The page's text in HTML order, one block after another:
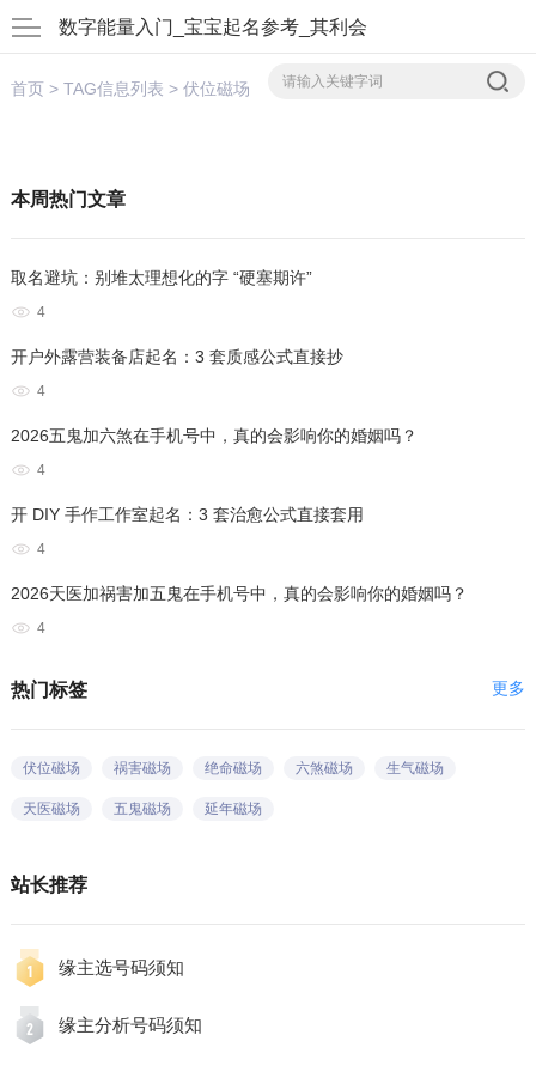
数字能量入门_宝宝起名参考_其利会
首页> TAG信息列表 > 伏位磁场
本周热门文章
取名避坑：别堆太理想化的字 “硬塞期许”
4
开户外露营装备店起名：3 套质感公式直接抄
4
2026五鬼加六煞在手机号中，真的会影响你的婚姻吗？
4
开 DIY 手作工作室起名：3 套治愈公式直接套用
4
2026天医加祸害加五鬼在手机号中，真的会影响你的婚姻吗？
4
更多
热门标签
伏位磁场 祸害磁场 绝命磁场 六煞磁场 生气磁场
天医磁场 五鬼磁场 延年磁场
站长推荐
缘主选号码须知
缘主分析号码须知